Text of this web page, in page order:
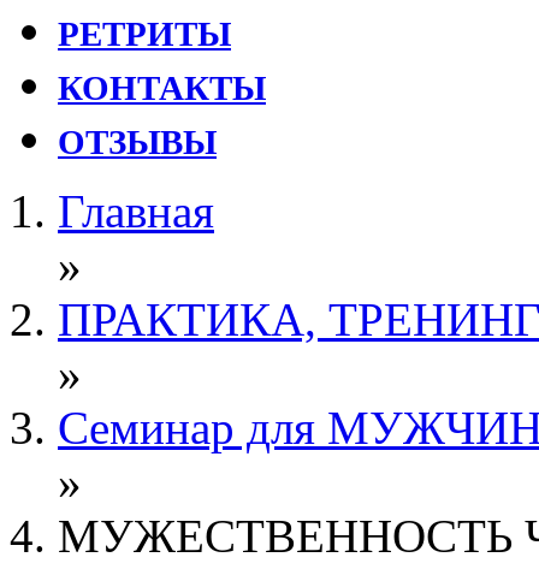
РЕТРИТЫ
КОНТАКТЫ
ОТЗЫВЫ
Главная
»
ПРАКТИКА,
»
Семинар для
»
МУЖЕСТВЕННОСТЬ